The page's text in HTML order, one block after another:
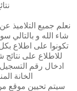
شاء الله و بالتالي
تكونوا على اطلاع بكل
ادخال رقم
الخانة
سيتم تحيين موقع